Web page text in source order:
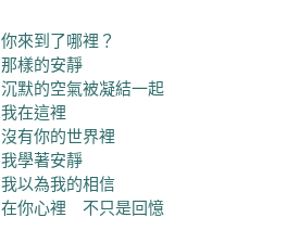
你來到了哪裡？
那樣的安靜
沉默的空氣被凝結一起
我在這裡
沒有你的世界裡
我學著安靜
我以為我的相信
在你心裡 不只是回憶